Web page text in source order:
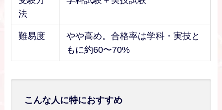
法
難易度
やや高め。合格率は学科・実技と
もに約60〜70%
こんな人に特におすすめ